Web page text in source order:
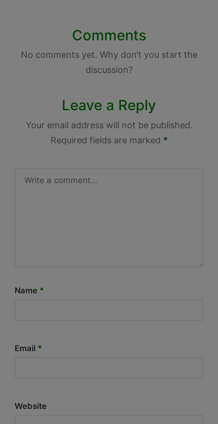
Comments
No comments yet. Why don’t you start the
discussion?
Leave a Reply
Your email address will not be published.
Required fields are marked *
Name *
Email *
Website